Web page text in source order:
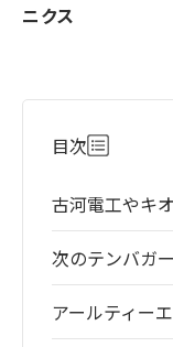
ニクス
目次
古河電工やキ
次のテンバガ
アールティー